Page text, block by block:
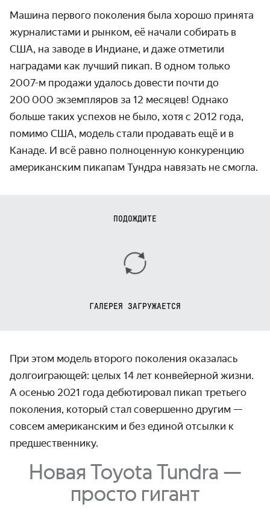
Машина первого поколения была хорошо принята
журналистами и рынком, её начали собирать в
США, на заводе в Индиане, и даже отметили
наградами как лучший пикап. В одном только
2007-м продажи удалось довести почти до
200 000 экземпляров за 12 месяцев! Однако
больше таких успехов не было, хотя с 2012 года,
помимо США, модель стали продавать ещё и в
Канаде. И всё равно полноценную конкуренцию
американским пикапам Тундра навязать не смогла.
ПОДОЖДИТЕ
ГАЛЕРЕЯ ЗАГРУЖАЕТСЯ
При этом модель второго поколения оказалась
долгоиграющей: целых 14 лет конвейерной жизни.
А осенью 2021 года дебютировал пикап третьего
поколения, который стал совершенно другим —
совсем американским и без единой отсылки к
предшественнику.
Новая Toyota Tundra —
просто гигант